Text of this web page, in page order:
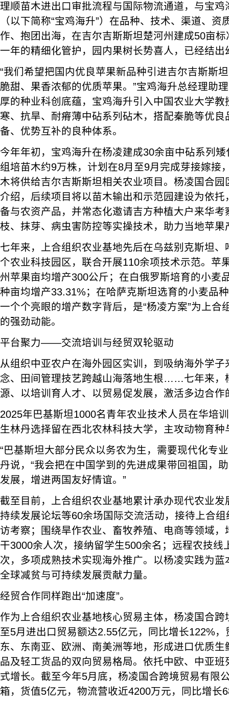
理顺苗木进出口审批流程与国际物流通道，与宝
（以下简称“宝鸡海升”）在品种、技术、渠道、资
作、抱团出海，在吉尔吉斯斯坦楚河州建成50亩
一年的精细化管护，园内果树长势喜人，已经结出
“我们希望把国内优良苹果新品种引进吉尔吉斯斯
脆甜、果香浓郁的优质苹果。”宝鸡海升总经理助
厚的种业科创底蕴，宝鸡海升引入中国农业大学
寒、抗旱、耐瘠薄中砧系列砧木，搭配秦脆等优
备、优势互补的良种体系。
今年年初，宝鸡海升在杨凌建成30余亩中砧系列
组培苗木约9万株，计划在8月至9月完成芽接嫁接
木将供给吉尔吉斯斯坦相关农业项目。杨凌国合
介绍，后续项目将以苗木输出和示范园建设为依
备与农资产品，并常态化邀请吉方种植大户来华
枝、抹芽、病虫害防控等实操技术，助力当地苹果
七年来，上合组织农业基地先后在乌兹别克斯坦
个农业科技园区，联合开展110余项技术示范。苹
州苹果亩均增产300公斤；在白俄罗斯培育的小麦
种亩均增产33.31%；在哈萨克斯坦选育的小麦
一个个亮眼的增产数字背后，是“杨凌方案”为上合
的强劲动能。
平台聚力——交流培训与经贸双轮驱动
从组织中亚农户在海外园区实训，到吸纳海外学
念、田间管理技艺跨越山海落地生根……七年来，
源、以培训育人才、以贸易促发展，激活多边合作
2025年巴基斯坦1000名青年农业技术人员在华培
生林丹选择留在西北农林科技大学，主攻动物育种
“巴基斯坦大部分民众以务农为生，需要现代化专
丹说，“我会把在中国学到的先进成果带回祖国，
发展，增进两国友好情谊。”
截至目前，上合组织农业基地累计承办现代农业
持续发展论坛等60余场国际交流活动，接待上合
访考察；围绕旱作农业、畜牧养殖、电商等领域
干3000余人次，接纳留学生500余名；远程农技线
次，多项成熟技术实现海外推广。以杨凌实践为
全球减贫与可持续发展贡献力量。
经贸合作同样跑出“加速度”。
作为上合组织农业基地核心贸易主体，杨凌国合
至5月进出口贸易额达2.55亿元，同比增长122%
东、东南亚、欧洲、南美洲等地，形成进口优质
品及轻工货品的双向贸易格局。依托中欧、中亚
式增长。截至今年5月底，杨凌国合跨境贸易有限
箱，货值5亿元，物流营收近4200万元，同比增长